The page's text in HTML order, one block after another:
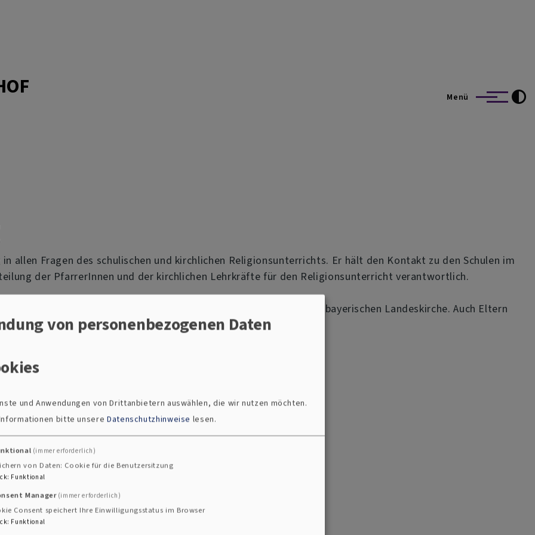
Menü
allen Fragen des schulischen und kirchlichen Religionsunterrichts. Er hält den Kontakt zu den Schulen im
der PfarrerInnen und der kirchlichen Lehrkräfte für den Religionsunterricht verantwortlich.
und ist Mitglied der Schulreferent*innenkonferenz der bayerischen Landeskirche. Auch Eltern
in den Evang.-Luth. Dekanaten Hof und Münchberg
von personenbezogenen Daten
und Anwendungen von Drittanbietern auswählen, die wir nutzen möchten.
bitte unsere Datenschutzhinweise lesen.
(immer erforderlich)
von Daten: Cookie für die Benutzersitzung
: Funktional
Manager (immer erforderlich)
Consent speichert Ihre Einwilligungsstatus im Browser
: Funktional